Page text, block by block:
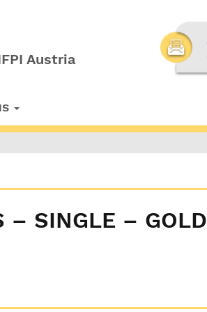
Austria
– SINGLE – GOLD